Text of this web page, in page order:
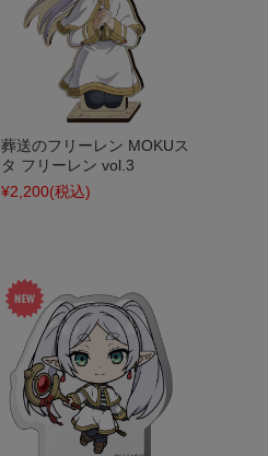
葬送のフリーレン MOKUス
タ フリーレン vol.3
¥2,200(税込)